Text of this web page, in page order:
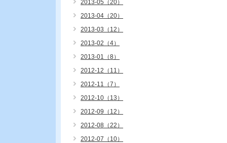
2013-05（20）
2013-04（20）
2013-03（12）
2013-02（4）
2013-01（8）
2012-12（11）
2012-11（7）
2012-10（13）
2012-09（12）
2012-08（22）
2012-07（10）